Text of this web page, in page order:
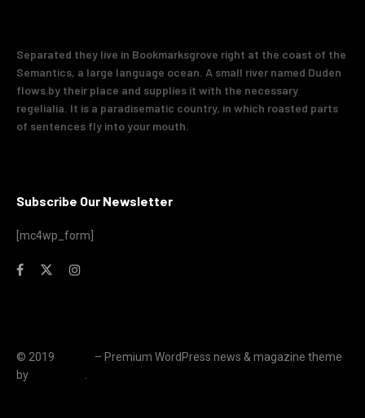
Separated they live in Bookmarksgrove right at the coast of the
Semantics, a large language ocean. A small river named Duden
flows by their place and supplies it with the necessary
regelialia. It is a paradisematic country, in which roasted parts
of sentences fly into your mouth.
Subscribe Our Newsletter
[mc4wp_form]
© 2019
– Premium WordPress news & magazine theme
by
.